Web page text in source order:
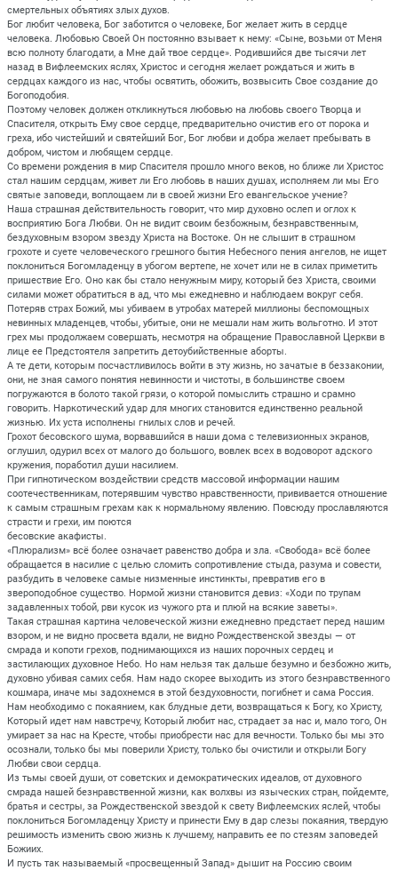
смертельных объятиях злых духов.
Бог любит человека, Бог заботится о человеке, Бог желает жить в сердце
человека. Любовью Своей Он постоянно взывает к нему: «Сыне, возьми от Меня
всю полноту благодати, а Мне дай твое сердце». Родившийся две тысячи лет
назад в Вифлеемских яслях, Христос и сегодня желает рождаться и жить в
сердцах каждого из нас, чтобы освятить, обожить, возвысить Свое создание до
Богоподобия.
Поэтому человек должен откликнуться любовью на любовь своего Творца и
Спасителя, открыть Ему свое сердце, предварительно очистив его от порока и
греха, ибо чистейший и святейший Бог, Бог любви и добра желает пребывать в
добром, чистом и любящем сердце.
Со времени рождения в мир Спасителя прошло много веков, но ближе ли Христос
стал нашим сердцам, живет ли Его любовь в наших душах, исполняем ли мы Его
святые заповеди, воплощаем ли в своей жизни Его евангельское учение?
Наша страшная действительность говорит, что мир духовно ослеп и оглох к
восприятию Бога Любви. Он не видит своим безбожным, безнравственным,
бездуховным взором звезду Христа на Востоке. Он не слышит в страшном
грохоте и суете человеческого грешного бытия Небесного пения ангелов, не ищет
поклониться Богомладенцу в убогом вертепе, не хочет или не в силах приметить
пришествие Его. Оно как бы стало ненужным миру, который без Христа, своими
силами может обратиться в ад, что мы ежедневно и наблюдаем вокруг себя.
Потеряв страх Божий, мы убиваем в утробах матерей миллионы беспомощных
невинных младенцев, чтобы, убитые, они не мешали нам жить вольготно. И этот
грех мы продолжаем совершать, несмотря на обращение Православной Церкви в
лице ее Предстоятеля запретить детоубийственные аборты.
А те дети, которым посчастливилось войти в эту жизнь, но зачатые в беззаконии,
они, не зная самого понятия невинности и чистоты, в большинстве своем
погружаются в болото такой грязи, о которой помыслить страшно и срамно
говорить. Наркотический удар для многих становится единственно реальной
жизнью. Их уста исполнены гнилых слов и речей.
Грохот бесовского шума, ворвавшийся в наши дома с телевизионных экранов,
оглушил, одурил всех от малого до большого, вовлек всех в водоворот адского
кружения, поработил души насилием.
При гипнотическом воздействии средств массовой информации нашим
соотечественникам, потерявшим чувство нравственности, прививается отношение
к самым страшным грехам как к нормальному явлению. Повсюду прославляются
страсти и грехи, им поются
бесовские акафисты.
«Плюрализм» всё более означает равенство добра и зла. «Свобода» всё более
обращается в насилие с целью сломить сопротивление стыда, разума и совести,
разбудить в человеке самые низменные инстинкты, превратив его в
звероподобное существо. Нормой жизни становится девиз: «Ходи по трупам
задавленных тобой, рви кусок из чужого рта и плюй на всякие заветы».
Такая страшная картина человеческой жизни ежедневно предстает перед нашим
взором, и не видно просвета вдали, не видно Рождественской звезды — от
смрада и копоти грехов, поднимающихся из наших порочных сердец и
застилающих духовное Небо. Но нам нельзя так дальше безумно и безбожно жить,
духовно убивая самих себя. Нам надо скорее выходить из этого безнравственного
кошмара, иначе мы задохнемся в этой бездуховности, погибнет и сама Россия.
Нам необходимо с покаянием, как блудные дети, возвращаться к Богу, ко Христу,
Который идет нам навстречу, Который любит нас, страдает за нас и, мало того, Он
умирает за нас на Кресте, чтобы приобрести нас для вечности. Только бы мы это
осознали, только бы мы поверили Христу, только бы очистили и открыли Богу
Любви свои сердца.
Из тьмы своей души, от советских и демократических идеалов, от духовного
смрада нашей безнравственной жизни, как волхвы из языческих стран, пойдемте,
братья и сестры, за Рождественской звездой к свету Вифлеемских яслей, чтобы
поклониться Богомладенцу Христу и принести Ему в дар слезы покаяния, твердую
решимость изменить свою жизнь к лучшему, направить ее по стезям заповедей
Божиих.
И пусть так называемый «просвещенный Запад» дышит на Россию своим